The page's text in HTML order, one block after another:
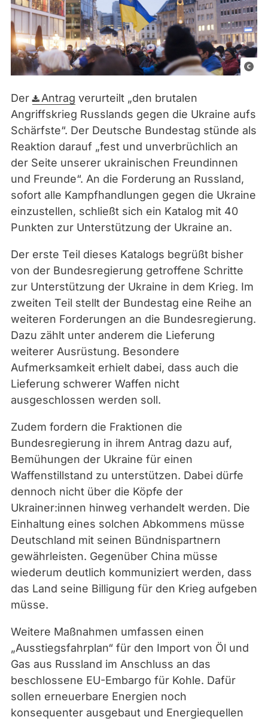
Der
Antrag verurteilt „den brutalen
Angriffskrieg Russlands gegen die Ukraine aufs
Schärfste“. Der Deutsche Bundestag stünde als
Reaktion darauf „fest und unverbrüchlich an
der Seite unserer ukrainischen Freundinnen
und Freunde“. An die Forderung an Russland,
sofort alle Kampfhandlungen gegen die Ukraine
einzustellen, schließt sich ein Katalog mit 40
Punkten zur Unterstützung der Ukraine an.
Der erste Teil dieses Katalogs begrüßt bisher
von der Bundesregierung getroffene Schritte
zur Unterstützung der Ukraine in dem Krieg. Im
zweiten Teil stellt der Bundestag eine Reihe an
weiteren Forderungen an die Bundesregierung.
Dazu zählt unter anderem die Lieferung
weiterer Ausrüstung. Besondere
Aufmerksamkeit erhielt dabei, dass auch die
Lieferung schwerer Waffen nicht
ausgeschlossen werden soll.
Zudem fordern die Fraktionen die
Bundesregierung in ihrem Antrag dazu auf,
Bemühungen der Ukraine für einen
Waffenstillstand zu unterstützen. Dabei dürfe
dennoch nicht über die Köpfe der
Ukrainer:innen hinweg verhandelt werden. Die
Einhaltung eines solchen Abkommens müsse
Deutschland mit seinen Bündnispartnern
gewährleisten. Gegenüber China müsse
wiederum deutlich kommuniziert werden, dass
das Land seine Billigung für den Krieg aufgeben
müsse.
Weitere Maßnahmen umfassen einen
„Ausstiegsfahrplan“ für den Import von Öl und
Gas aus Russland im Anschluss an das
beschlossene EU-Embargo für Kohle. Dafür
sollen erneuerbare Energien noch
konsequenter ausgebaut und Energiequellen